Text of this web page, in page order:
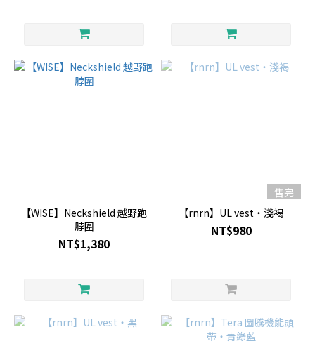
【WISE】Neckshield 越野跑
脖圍
NT$1,380
售完
【rnrn】UL vest・淺褐
NT$980